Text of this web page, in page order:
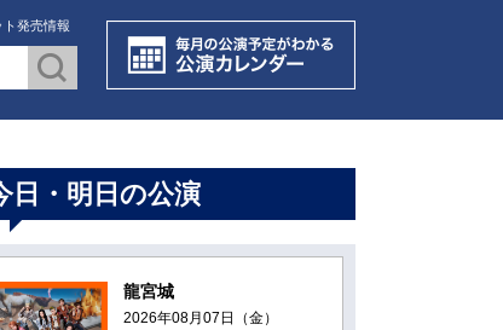
発売情報
日・明日の公演
龍宮城
2026年08月07日（金）